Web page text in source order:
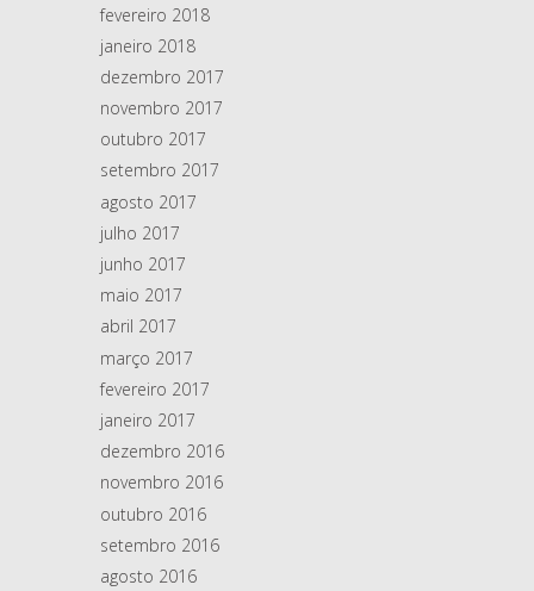
fevereiro 2018
janeiro 2018
dezembro 2017
novembro 2017
outubro 2017
setembro 2017
agosto 2017
julho 2017
junho 2017
maio 2017
abril 2017
março 2017
fevereiro 2017
janeiro 2017
dezembro 2016
novembro 2016
outubro 2016
setembro 2016
agosto 2016